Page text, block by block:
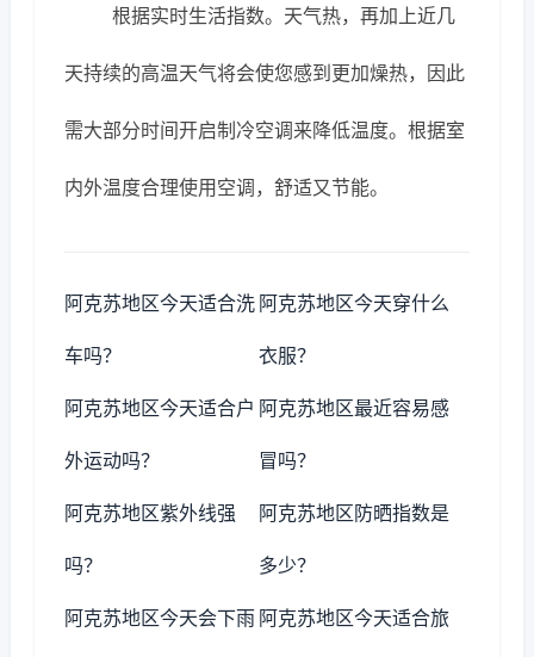
根据实时生活指数。天气热，再加上近几
天持续的高温天气将会使您感到更加燥热，因此
需大部分时间开启制冷空调来降低温度。根据室
内外温度合理使用空调，舒适又节能。
阿克苏地区今天适合洗
车吗？
阿克苏地区今天穿什么
衣服？
阿克苏地区今天适合户
外运动吗？
阿克苏地区最近容易感
冒吗？
阿克苏地区紫外线强
吗？
阿克苏地区防晒指数是
多少？
阿克苏地区今天会下雨 阿克苏地区今天适合旅